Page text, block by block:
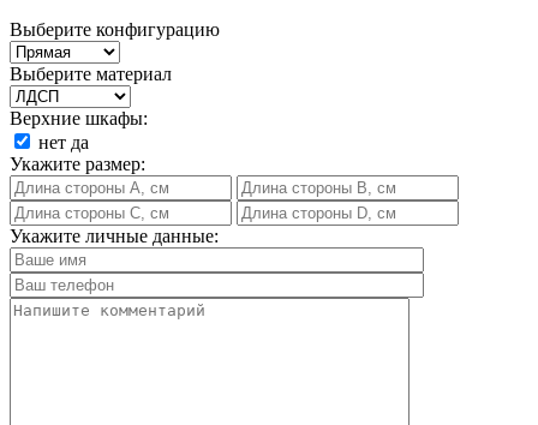
Выберите конфигурацию
Выберите материал
Верхние шкафы:
нет да
Укажите размер:
Укажите личные данные: